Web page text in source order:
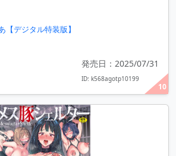
10
【デジタル特装版】
発売日：2025/07/31
ID: k568agotp10199